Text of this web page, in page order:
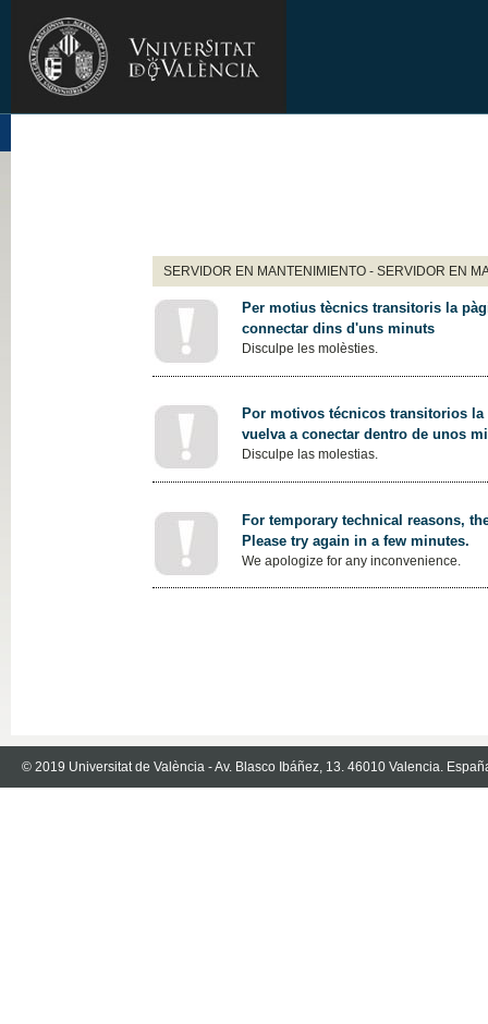
SERVIDOR EN MANTENIMIENTO - SERVIDOR EN
Per motius tècnics transitoris la
connectar dins d'uns minuts
Disculpe les molèsties.
Por motivos técnicos transitorios
vuelva a conectar dentro de unos
Disculpe las molestias.
For temporary technical reasons,
Please try again in a few minutes.
We apologize for any inconvenience.
© 2019 Universitat de València - Av. Blasco Ibáñez, 13. 46010 Valencia.